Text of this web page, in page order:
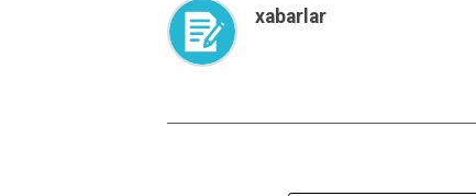
xabarlar